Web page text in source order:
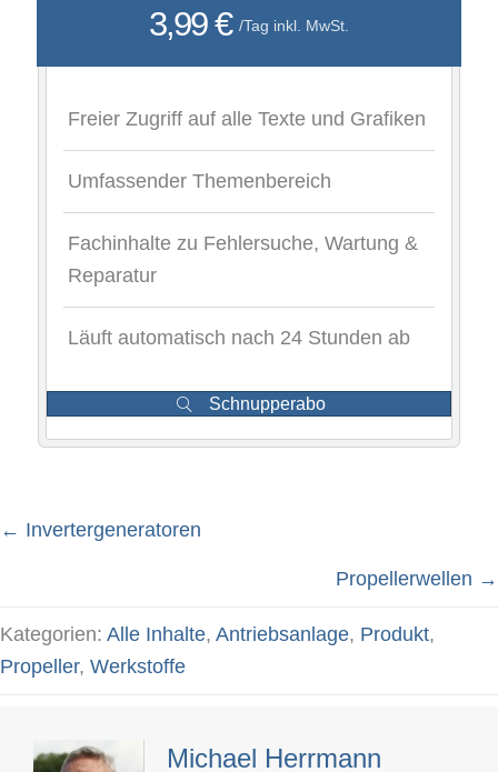
3,99 € /Tag inkl. MwSt.
Freier Zugriff auf alle Texte und Grafiken
Umfassender Themenbereich
Fachinhalte zu Fehlersuche, Wartung &
Reparatur
Läuft automatisch nach 24 Stunden ab
Schnupperabo
Posts
navigation
← Invertergeneratoren
Propellerwellen →
Kategorien: Alle Inhalte, Antriebsanlage, Produkt,
Propeller, Werkstoffe
Michael Herrmann